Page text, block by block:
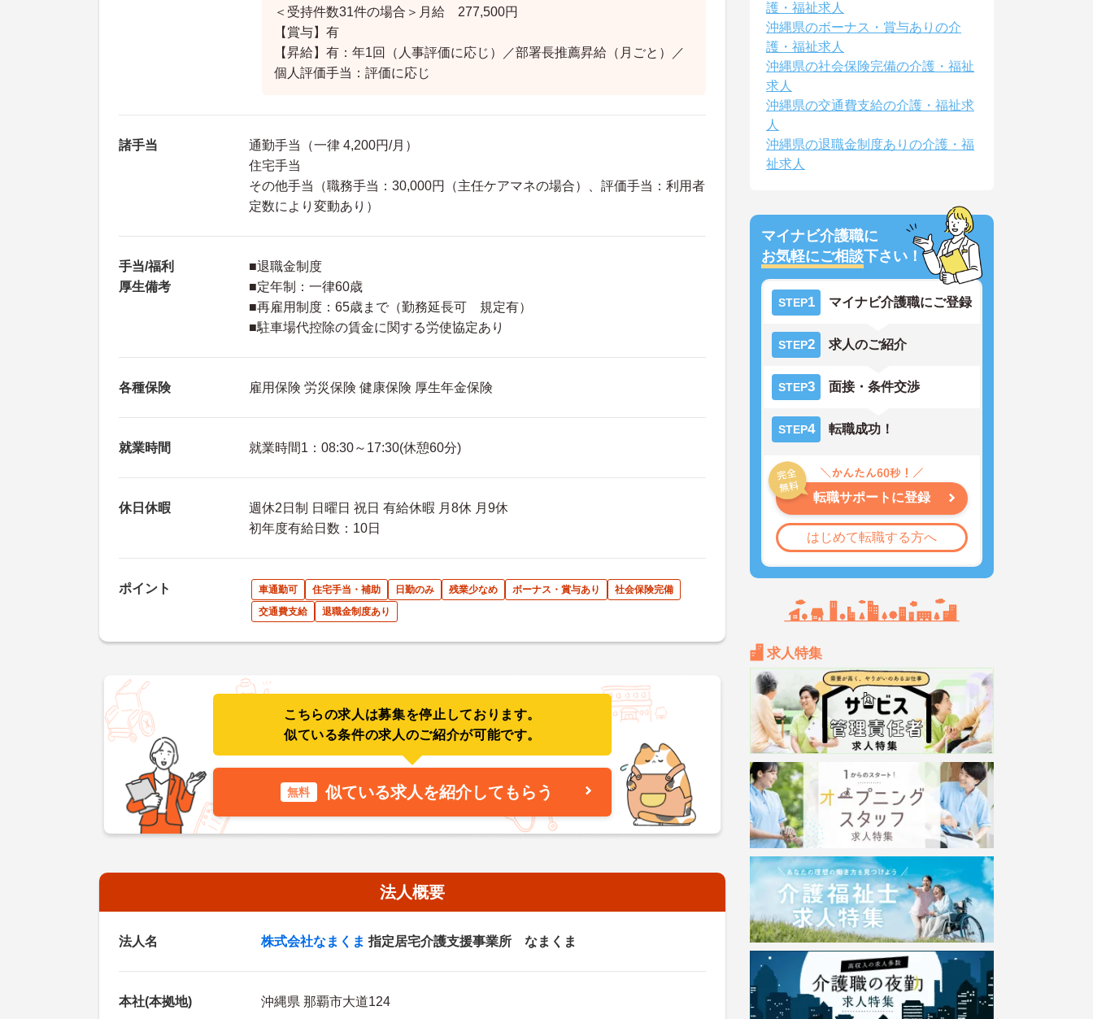
＜受持件数31件の場合＞月給 277,500円
【賞与】有
【昇給】有：年1回（人事評価に応じ）／部署長推薦昇給（月ごと）／
個人評価手当：評価に応じ
諸手当
通勤手当（一律 4,200円/月）
住宅手当
その他手当（職務手当：30,000円（主任ケアマネの場合）、評価手当：利用者
定数により変動あり）
手当/福利
厚生備考
■退職金制度
■定年制：一律60歳
■再雇用制度：65歳まで（勤務延長可 規定有）
■駐車場代控除の賃金に関する労使協定あり
各種保険 雇用保険 労災保険 健康保険 厚生年金保険
就業時間 就業時間1：08:30～17:30(休憩60分)
休日休暇
週休2日制 日曜日 祝日 有給休暇 月8休 月9休
初年度有給日数：10日
ポイント 車通勤可 住宅手当・補助 日勤のみ 残業少なめ ボーナス・賞与あり
社会保険完備
交通費支給
退職金制度あり
こちらの求人は募集を停止しております。
似ている条件の求人のご紹介が可能です。
無料 似ている求人を紹介してもらう
法人概要
法人名 株式会社なまくま 指定居宅介護支援事業所 なまくま
本社(本拠地) 沖縄県 那覇市大道124
護・福祉求人
沖縄県のボーナス・賞与ありの介
護・福祉求人
沖縄県の社会保険完備の介護・福祉
求人
沖縄県の交通費支給の介護・福祉求
人
沖縄県の退職金制度ありの介護・福
祉求人
マイナビ介護職に
お気軽にご相談下さい！
STEP1 マイナビ介護職にご登録
STEP2 求人のご紹介
STEP3 面接・条件交渉
STEP4 転職成功！
転職サポートに登録
はじめて転職する方へ
求人特集